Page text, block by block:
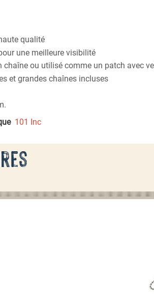
qualité
une meilleure visibilité
chaîne ou utilisé comme un patch avec
et grandes chaînes incluses
101 Inc